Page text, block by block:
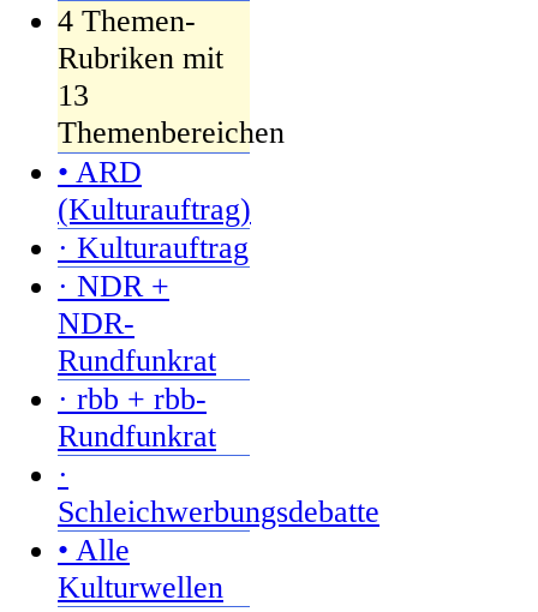
4 Themen-
Rubriken mit
13
Themenbereichen
• ARD
(Kulturauftrag)
· Kulturauftrag
· NDR +
NDR-
Rundfunkrat
· rbb + rbb-
Rundfunkrat
·
Schleichwerbungsdebatte
• Alle
Kulturwellen